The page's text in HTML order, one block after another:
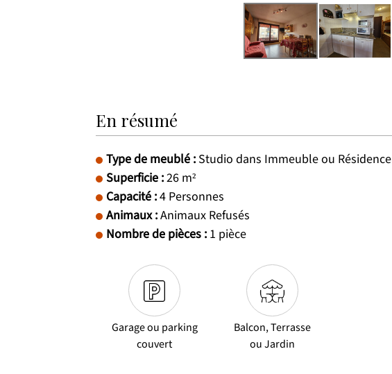
En résumé
Type de meublé : Studio dans Immeuble ou Résidence
Superficie :26 m²
Capacité :4 Personnes
Animaux:Animaux Refusés
Nombre de pièces : 1 pièce
Garage ou parking
couvert
Balcon, Terrasse
ou Jardin